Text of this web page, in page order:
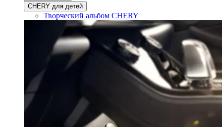
CHERY для детей
Творческий альбом CHERY